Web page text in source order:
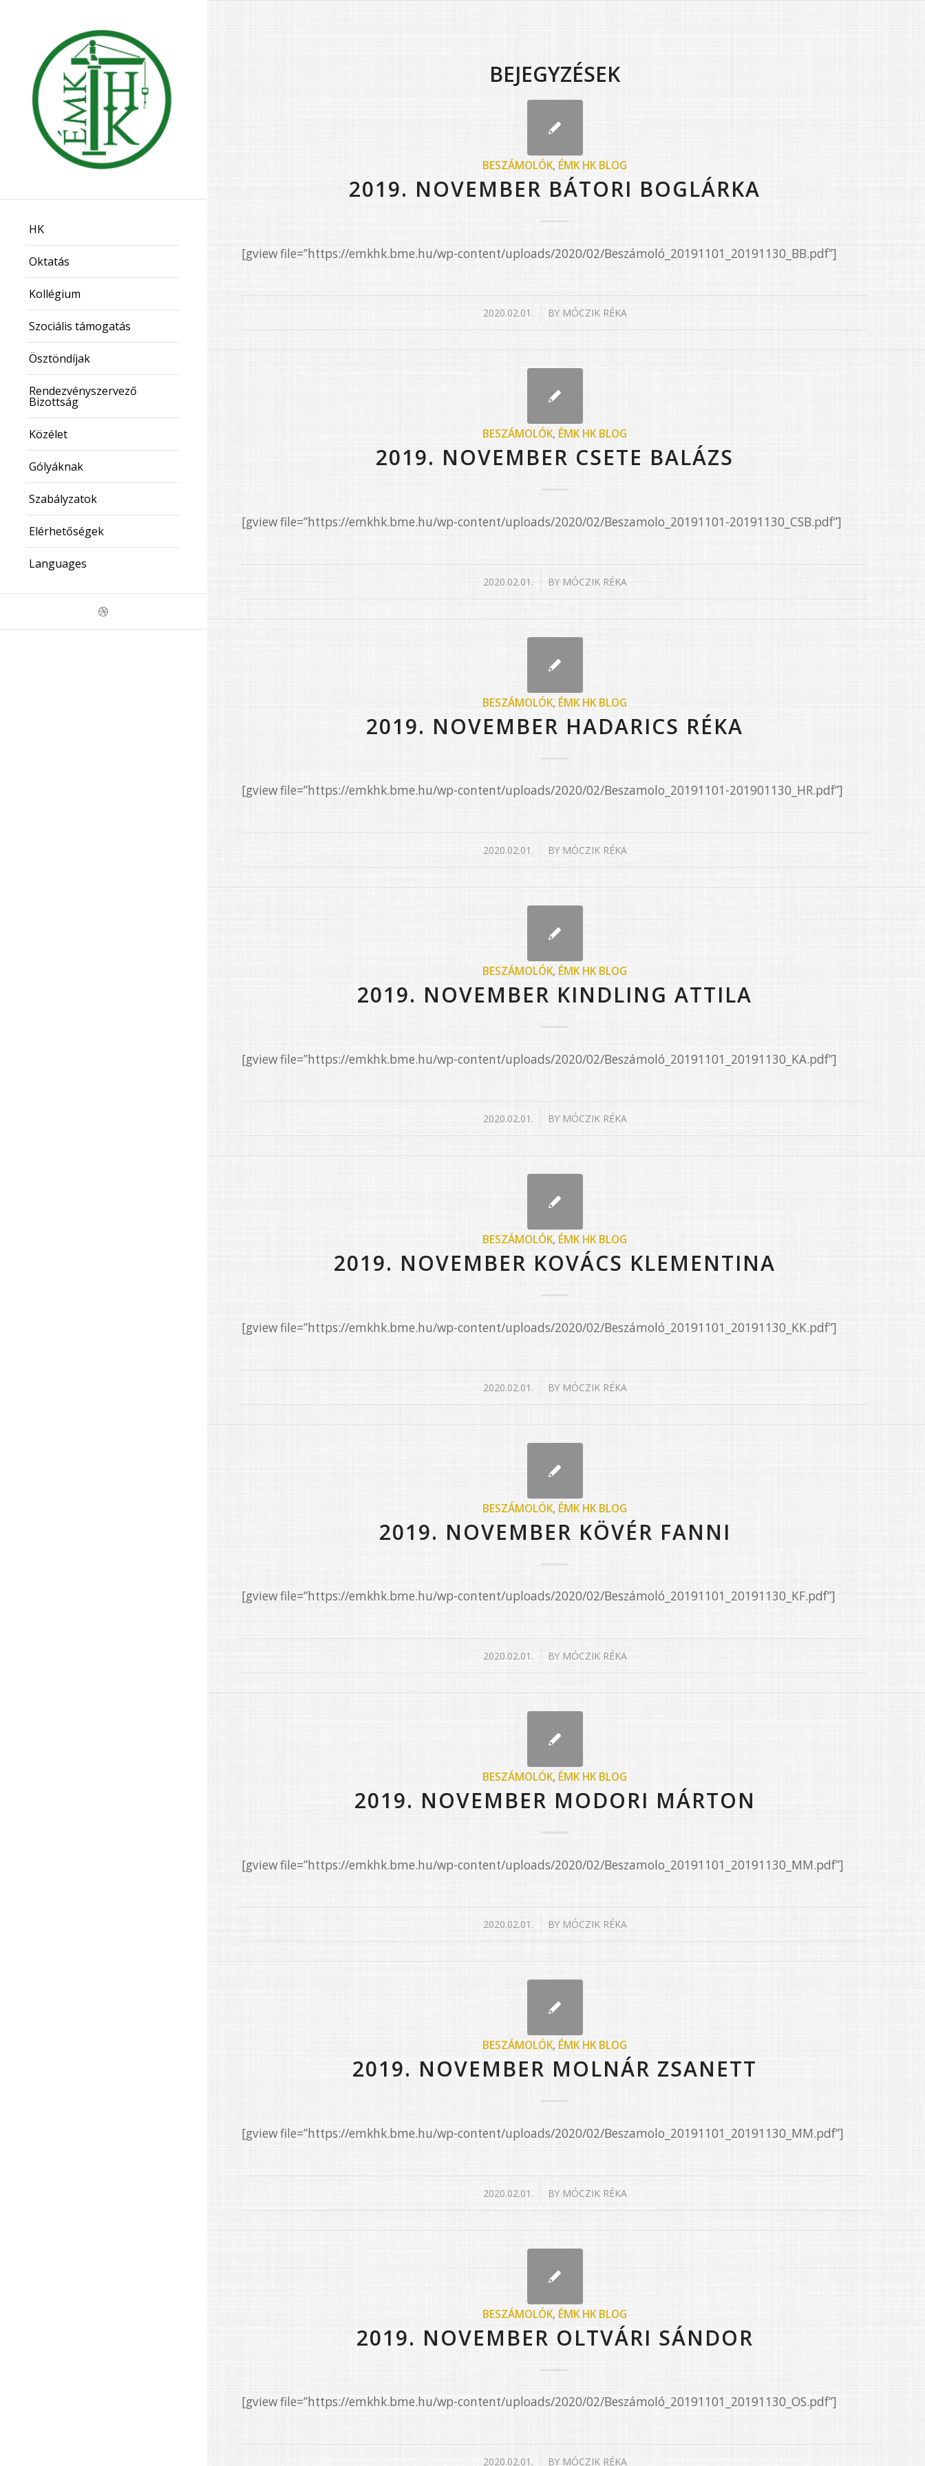
HK
Oktatás
Kollégium
Szociális támogatás
Ösztöndíjak
Rendezvényszervező
Bizottság
Közélet
Gólyáknak
Szabályzatok
Elérhetőségek
Languages
BEJEGYZÉSEK
BESZÁMOLÓK, ÉMK HK BLOG
2019. NOVEMBER BÁTORI BOGLÁRKA
[gview file=”https://emkhk.bme.hu/wp-content/uploads/2020/02/Beszámoló_20191101_20191130_BB.pdf”]
2020.02.01.
/ BY MÓCZIK RÉKA
BESZÁMOLÓK, ÉMK HK BLOG
2019. NOVEMBER CSETE BALÁZS
[gview file=”https://emkhk.bme.hu/wp-content/uploads/2020/02/Beszamolo_20191101-20191130_CSB.pdf”]
2020.02.01.
/ BY MÓCZIK RÉKA
BESZÁMOLÓK, ÉMK HK BLOG
2019. NOVEMBER HADARICS RÉKA
[gview file=”https://emkhk.bme.hu/wp-content/uploads/2020/02/Beszamolo_20191101-201901130_HR.pdf”]
2020.02.01.
/ BY MÓCZIK RÉKA
BESZÁMOLÓK, ÉMK HK BLOG
2019. NOVEMBER KINDLING ATTILA
[gview file=”https://emkhk.bme.hu/wp-content/uploads/2020/02/Beszámoló_20191101_20191130_KA.pdf”]
2020.02.01.
/ BY MÓCZIK RÉKA
BESZÁMOLÓK, ÉMK HK BLOG
2019. NOVEMBER KOVÁCS KLEMENTINA
[gview file=”https://emkhk.bme.hu/wp-content/uploads/2020/02/Beszámoló_20191101_20191130_KK.pdf”]
2020.02.01.
/ BY MÓCZIK RÉKA
BESZÁMOLÓK, ÉMK HK BLOG
2019. NOVEMBER KÖVÉR FANNI
[gview file=”https://emkhk.bme.hu/wp-content/uploads/2020/02/Beszámoló_20191101_20191130_KF.pdf”]
2020.02.01.
/ BY MÓCZIK RÉKA
BESZÁMOLÓK, ÉMK HK BLOG
2019. NOVEMBER MODORI MÁRTON
[gview file=”https://emkhk.bme.hu/wp-content/uploads/2020/02/Beszamolo_20191101_20191130_MM.pdf”]
2020.02.01.
/ BY MÓCZIK RÉKA
BESZÁMOLÓK, ÉMK HK BLOG
2019. NOVEMBER MOLNÁR ZSANETT
[gview file=”https://emkhk.bme.hu/wp-content/uploads/2020/02/Beszamolo_20191101_20191130_MM.pdf”]
2020.02.01.
/ BY MÓCZIK RÉKA
BESZÁMOLÓK, ÉMK HK BLOG
2019. NOVEMBER OLTVÁRI SÁNDOR
[gview file=”https://emkhk.bme.hu/wp-content/uploads/2020/02/Beszámoló_20191101_20191130_OS.pdf”]
2020.02.01.
/ BY MÓCZIK RÉKA